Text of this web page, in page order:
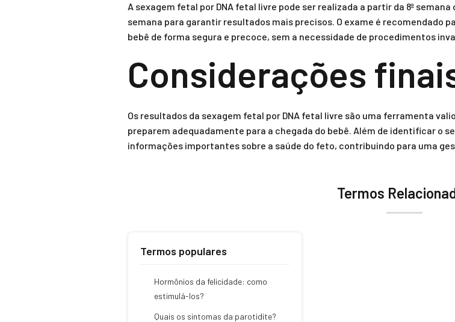
A sexagem fetal por DNA fetal livre pode ser realizada a partir da 8ª
semana para garantir resultados mais precisos. O exame é recomendado
bebê de forma segura e precoce, sem a necessidade de procedimentos
Considerações
Os resultados da sexagem fetal por DNA fetal livre são uma ferramenta
preparem adequadamente para a chegada do bebê. Além de identificar o
informações importantes sobre a saúde do feto, contribuindo para uma
Termos
Termos populares
Hormônios da felicidade: como
estimulá-los?
Quais os sintomas da parotidite?